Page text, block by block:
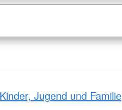
Kinder, Jugend und Familie